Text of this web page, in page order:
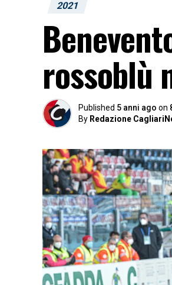
2021
rossoblù
Published 5 anni ago on
By Redazione